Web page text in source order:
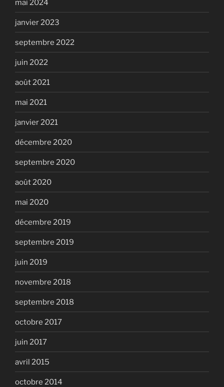
mai 2024
janvier 2023
septembre 2022
juin 2022
août 2021
mai 2021
janvier 2021
décembre 2020
septembre 2020
août 2020
mai 2020
décembre 2019
septembre 2019
juin 2019
novembre 2018
septembre 2018
octobre 2017
juin 2017
avril 2015
octobre 2014